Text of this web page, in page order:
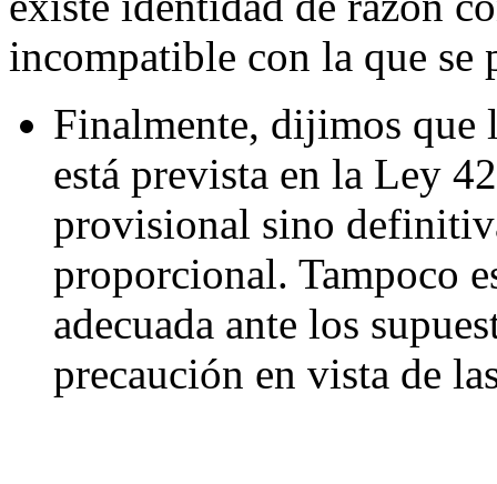
incompatible con la que se
Finalmente, dijimos que
está prevista en la Ley
provisional sino
proporcional. Tampoco
adecuada ante los
precaución en vista de